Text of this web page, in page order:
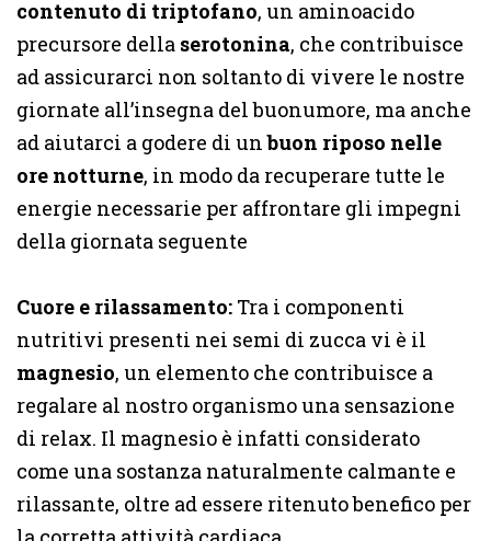
contenuto di triptofano, un aminoacido
precursore della serotonina, che contribuisce
ad assicurarci non soltanto di vivere le nostre
giornate all’insegna del buonumore, ma anche
ad aiutarci a godere di unbuon riposo nelle
ore notturne, in modo da recuperare tutte le
energie necessarie per affrontare gli impegni
della giornata seguente
Cuore e rilassamento: Tra i componenti
nutritivi presenti nei semi di zucca vi è il
magnesio, un elemento che contribuisce a
regalare al nostro organismo una sensazione
di relax. Il magnesio è infatti considerato
come una sostanza naturalmente calmante e
rilassante, oltre ad essere ritenuto benefico per